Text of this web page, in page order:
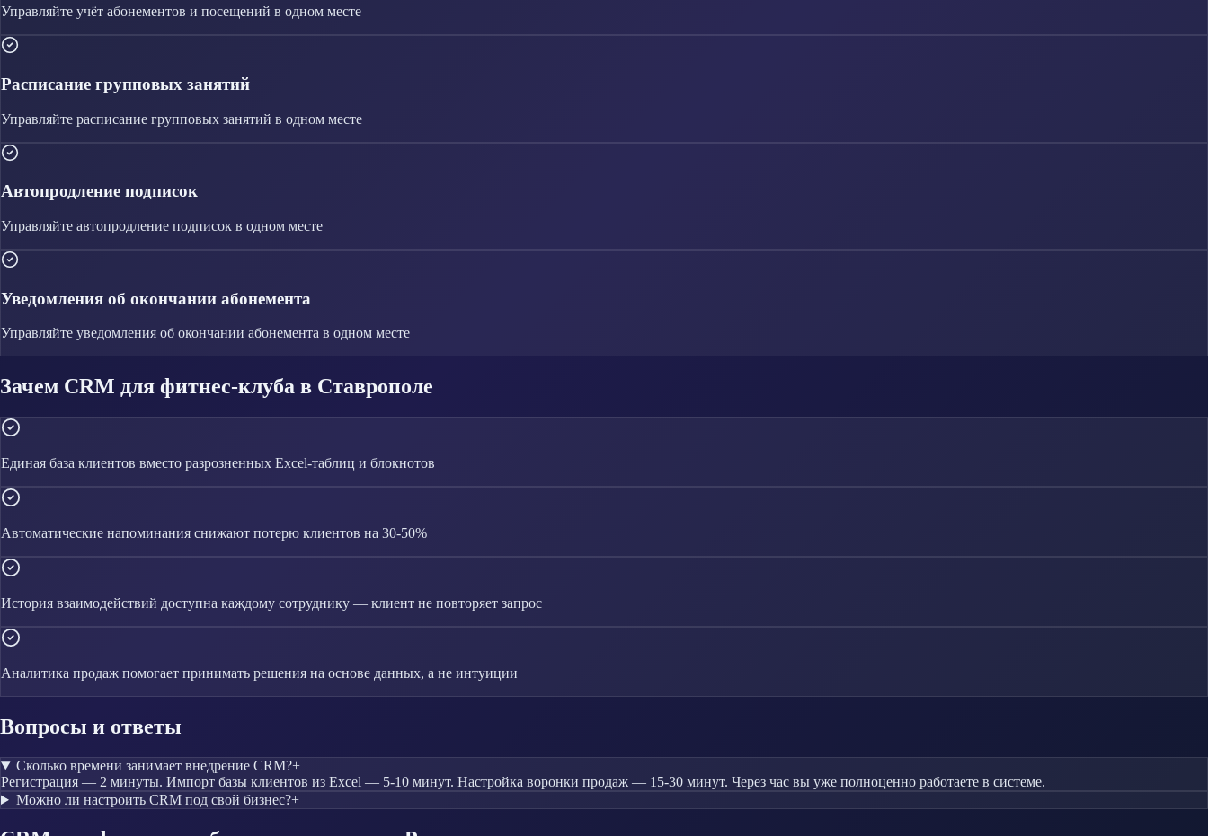
Управляйте учёт абонементов и посещений в одном месте
Расписание групповых занятий
Управляйте расписание групповых занятий в одном месте
Автопродление подписок
Управляйте автопродление подписок в одном месте
Уведомления об окончании абонемента
Управляйте уведомления об окончании абонемента в одном месте
Зачем CRM для фитнес-клуба в Ставрополе
Единая база клиентов вместо разрозненных Excel-таблиц и блокнотов
Автоматические напоминания снижают потерю клиентов на 30-50%
История взаимодействий доступна каждому сотруднику — клиент не повторяет запрос
Аналитика продаж помогает принимать решения на основе данных, а не интуиции
Вопросы и ответы
Сколько времени занимает внедрение CRM?+
Регистрация — 2 минуты. Импорт базы клиентов из Excel — 5-10 минут. Настройка воронки продаж — 15-30 минут. Через час вы уже полноценно работаете в системе.
Можно ли настроить CRM под свой бизнес?+